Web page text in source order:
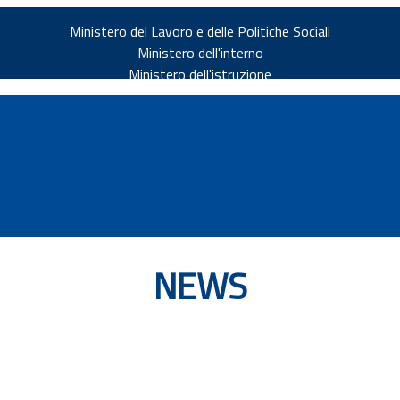
Ministero del Lavoro e delle Politiche Sociali
Ministero dell'interno
Ministero dell'istruzione
NEWS